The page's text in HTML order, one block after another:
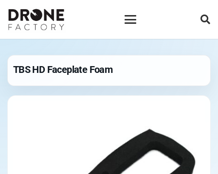
TBS HD Faceplate Foam